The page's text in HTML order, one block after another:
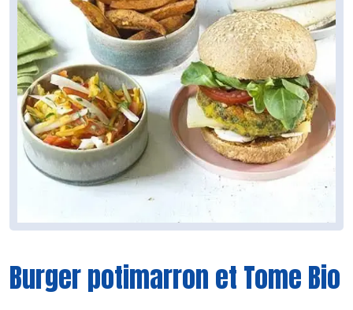
Burger potimarron et Tome Bio